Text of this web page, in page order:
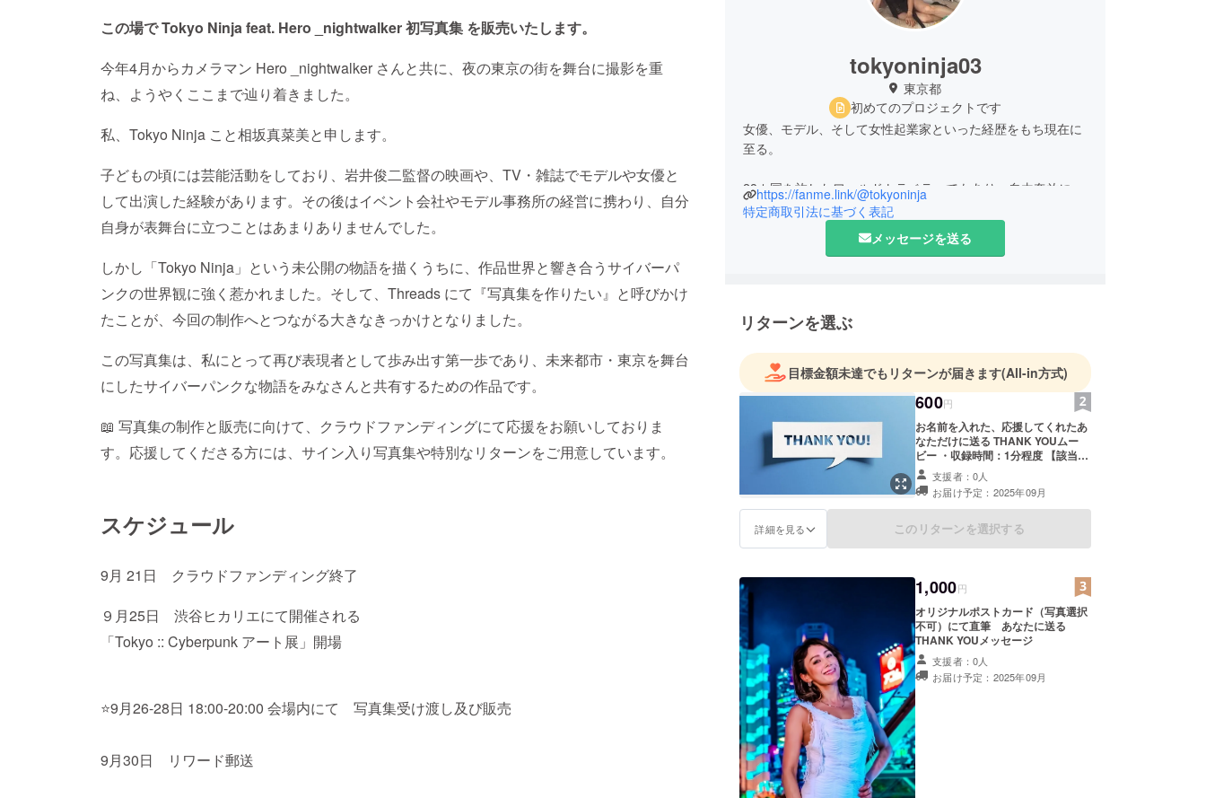
この場で Tokyo Ninja feat. Hero _nightwalker 初写真集 を販売いたします。
今年4月からカメラマン Hero _nightwalker さんと共に、夜の東京の街を舞台に撮影を重
ね、ようやくここまで辿り着きました。
私、Tokyo Ninja こと相坂真菜美と申します。
子どもの頃には芸能活動をしており、岩井俊二監督の映画や、TV・雑誌でモデルや女優と
して出演した経験があります。その後はイベント会社やモデル事務所の経営に携わり、自分
自身が表舞台に立つことはあまりありませんでした。
しかし「Tokyo Ninja」という未公開の物語を描くうちに、作品世界と響き合うサイバーパ
ンクの世界観に強く惹かれました。そして、Threads にて『写真集を作りたい』と呼びかけ
たことが、今回の制作へとつながる大きなきっかけとなりました。
この写真集は、私にとって再び表現者として歩み出す第一歩であり、未来都市・東京を舞台
にしたサイバーパンクな物語をみなさんと共有するための作品です。
📖 写真集の制作と販売に向けて、クラウドファンディングにて応援をお願いしておりま
す。応援してくださる方には、サイン入り写真集や特別なリターンをご用意しています。
スケジュール
9月 21日 クラウドファンディング終了
９月25日 渋谷ヒカリエにて開催される
「Tokyo :: Cyberpunk アート展」開場
⭐️9月26-28日 18:00-20:00 会場内にて 写真集受け渡し及び販売
9月30日 リワード郵送
tokyoninja03
東京都
初めてのプロジェクトです
女優、モデル、そして女性起業家といった経歴をもち現在に
至る。
28カ国を旅したワールドトラベラーでもあり、自由奔放に生
きる私の人生の中のひと時を是非何かの機会に一緒に共有し
て、見届けてください🪐
https://fanme.link/@tokyoninja
特定商取引法に基づく表記
メッセージを送る
リターンを選ぶ
目標金額未達でもリターンが届きます(All-in方式)
600円
お名前を入れた、応援してくれたあ
なただけに送る THANK YOUムー
ビー ・収録時間：1分程度 【該当リ
ターン】 ・600円：THANK YOU
ムービー ・提供方法：eメール添付
にて送付します。
支援者：0人
お届け予定：2025年09月
詳細を見る このリターンを選択する
1,000円
オリジナルポストカード（写真選択
不可）にて直筆 あなたに送る
THANK YOUメッセージ
支援者：0人
お届け予定：2025年09月